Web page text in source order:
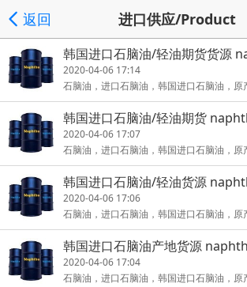
返回 进口供应/Product
韩国进口石脑油/轻油期货货源
2020-04-06 17:14
石脑油，进口石脑油，韩国进口石脑油，
a/imported naphtha/naphtha from
进出
韩国进口石脑油/轻油期货
2020-04-06 17:07
石脑油，进口石脑油，韩国进口石脑油，
a/imported naphtha/naphtha from
进出
韩国进口石脑油/轻油货源
2020-04-06 17:06
石脑油，进口石脑油，韩国进口石脑油，
a/imported naphtha/naphtha from
进出
韩国进口石脑油产地货源
2020-04-06 17:04
石脑油，进口石脑油，韩国进口石脑油，